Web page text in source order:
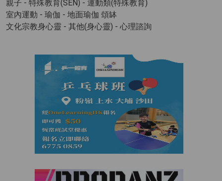
親子 - 特殊教育(SEN) - 運動類(特殊教育)
室內運動 - 瑜伽 - 地面瑜伽 頌缽
文化宗教身心靈 - 其他(身心靈) - 心理諮詢